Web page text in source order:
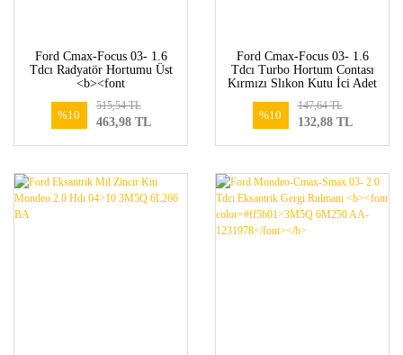
Ford Cmax-Focus 03- 1.6
Tdcı Radyatör Hortumu Üst
<b><font
KH-1386718/1386718</font>
</b>
%10
463,98 TL
515,54 TL
Ford Cmax-Focus 03- 1.6
Tdcı Turbo Hortum Contası
Kırmızı Slıkon Kutu İci Adet
</font></b>
%10
132,88 TL
147,64 TL